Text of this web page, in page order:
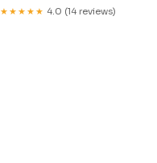
★★★★★ 4.0 (14 reviews)